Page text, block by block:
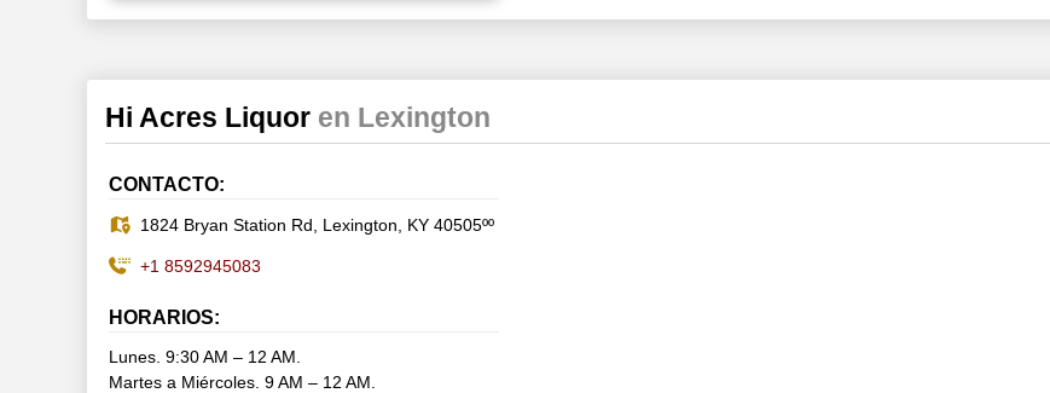
Hi Acres Liquor en Lexington
CONTACTO:
1824 Bryan Station Rd, Lexington, KY 40505ºº
+1 8592945083
HORARIOS:
Lunes. 9:30 AM – 12 AM.
Martes a Miércoles. 9 AM – 12 AM.